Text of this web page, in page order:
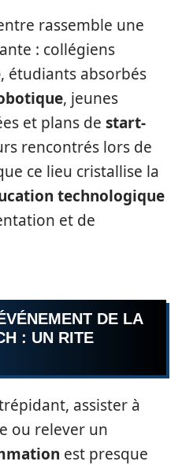
rassemble une
: collégiens
, étudiants absorbés
, jeunes
et plans de start-
rencontrés lors de
ce lieu cristallise la
technologique
et de
DE LA
: UN RITE
assister à
ou relever un
est presque